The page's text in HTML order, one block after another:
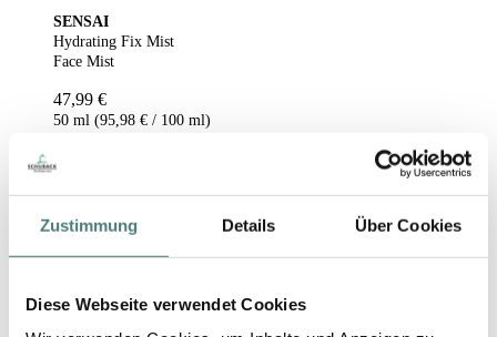
Zustimmung Details Über Cookies
Diese Webseite verwendet Cookies
SENSAI
Hydrating Fix Mist
Face Mist
47,99 €
50 ml (95,98 € / 100 ml)
Artikel